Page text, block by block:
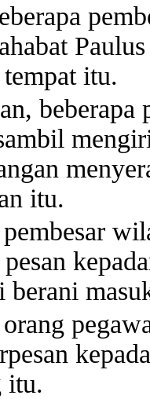
itu.
beberapa
itu.
berani
itu.